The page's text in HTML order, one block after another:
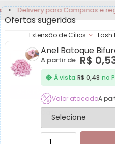
• Delivery para Campinas e
Extensão de Cílios Lash
Produtos
Garanta desconto de
Categorias
Ofertas sugeridas
Anel Batoque
A partir de R$
À vista R$ 0,48 no
Valor atacadoA